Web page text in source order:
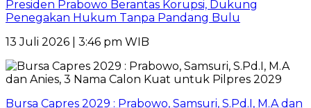
Presiden Prabowo Berantas Korupsi, Dukung
Penegakan Hukum Tanpa Pandang Bulu
13 Juli 2026 | 3:46 pm WIB
Bursa Capres 2029 : Prabowo, Samsuri, S.Pd.I, M.A dan